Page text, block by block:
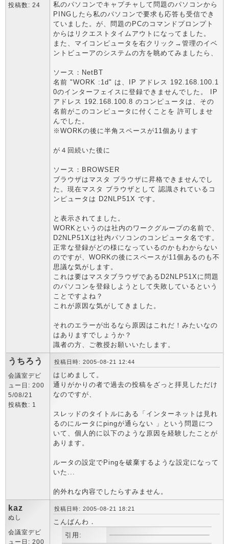
投稿数: 24
私のパソコンでキャプチャして問題のパソコンから
PINGしたら私のパソコンで要求も応答も受信でき
ていました。が、問題のPCのコマンドプロンプト
からはリクエストタイムアウトになってました。
また、マイコンピュータを右クリック→管理のイベ
ントビューアのシステムの方を眺めてみましたら、
ソース：NetBT
名前 "WORK :1d" は、IP アドレス 192.168.100.1
0のインターフェイスに登録できませんでした。 IP
アドレス 192.168.100.8 のコンピュータは、その
名前がこのコンピュータに付くことを 許可しませ
んでした。
※WORKの後に半角スペースが11個あります
が４回続いた後に
ソース：BROWSER
ブラウザはマスタ ブラウザに昇格できませんでし
た。現在マスタ ブラウザとして 認識されているコ
ンピュータは D2NLP51X です。
と表示されてました。
WORKというのは社内のワークグループの名前で、
D2NLP51Xは社内パソコンのコンピュータ名です。
正常な登録がどの様になっているのかもわからない
のですが、WORKの後にスペースが11個あるのも不
思議な気がします。
これは要はマスタブラウザであるD2NLP51Xに問題
のパソコンを登録しようとして失敗しているという
ことですよね？
これが原因な気がしてきました。
それのエラーが出るなら原因はこれだ！みたいなの
はありますでしょうか？
識者の方、ご教授お願いいたします。
うちろう
会議室デビ
ュー日: 200
5/08/21
投稿数: 1
投稿日時: 2005-08-21 12:44
はじめまして。
通りがかりの者で過去の投稿をざっと拝見しただけ
なのですが、
スレッドのタイトルにある「インターネットは見れ
るのにルータにpingが通らない 」という問題につ
いて、個人的に以下のような原因を経験したことが
あります。
ルータの設定でPingを破棄するような設定になって
いた...
的外れな内容でしたらすみません。
kaz
ぬし
会議室デビ
ュー日: 200
投稿日時: 2005-08-21 18:21
こんばんわ．
引用: